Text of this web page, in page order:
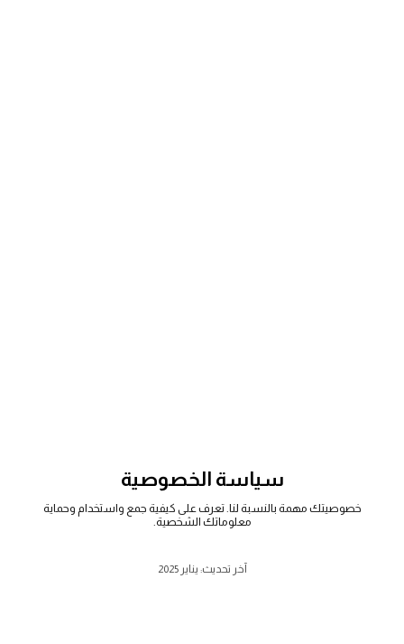
سياسة الخصوصية
خصوصيتك مهمة بالنسبة لنا. تعرف على كيفية جمع واستخدام وحماية
معلوماتك الشخصية.
آخر تحديث: يناير 2025